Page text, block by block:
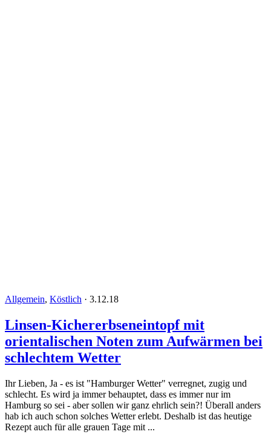
Allgemein, Köstlich · 3.12.18
Linsen-Kichererbseneintopf mit
orientalischen Noten zum Aufwärmen bei
schlechtem Wetter
Ihr Lieben, Ja - es ist "Hamburger Wetter" verregnet, zugig und
schlecht. Es wird ja immer behauptet, dass es immer nur im
Hamburg so sei - aber sollen wir ganz ehrlich sein?! Überall anders
hab ich auch schon solches Wetter erlebt. Deshalb ist das heutige
Rezept auch für alle grauen Tage mit ...